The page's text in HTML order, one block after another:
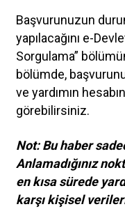
Başvurunuzun
yapılacağını e-
Sorgulama”
bölümde,
ve yardımın
görebilirsiniz.
Not: Bu haber
Anlamadığınız
en kısa sürede
karşı kişisel